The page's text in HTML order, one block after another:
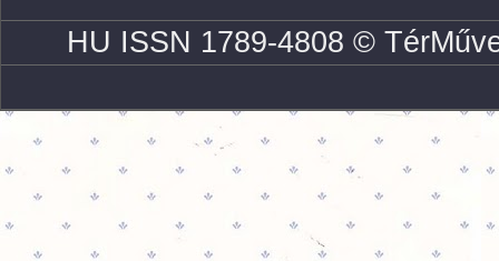
HU ISSN 1789-4808 ©